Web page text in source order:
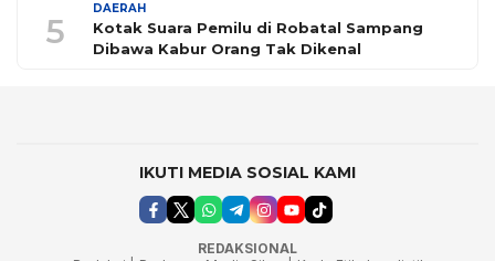
5
DAERAH
Kotak Suara Pemilu di Robatal Sampang
Dibawa Kabur Orang Tak Dikenal
IKUTI MEDIA SOSIAL KAMI
REDAKSIONAL